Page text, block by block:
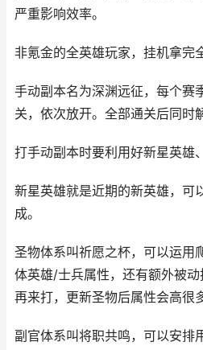
严重影响效率。
非氪金的全英雄玩家，挂机拿完
手动副本名为深渊远征，每个赛
关，依次放开。全部通关后同时
打手动副本时要利用好新星英雄
新星英雄就是近期的新英雄，可
成。
圣物体系叫祈愿之杯，可以运用
体英雄/士兵属性，还有额外被
再来打，更新圣物后属性会高很
副官体系叫将职共鸣，可以安排